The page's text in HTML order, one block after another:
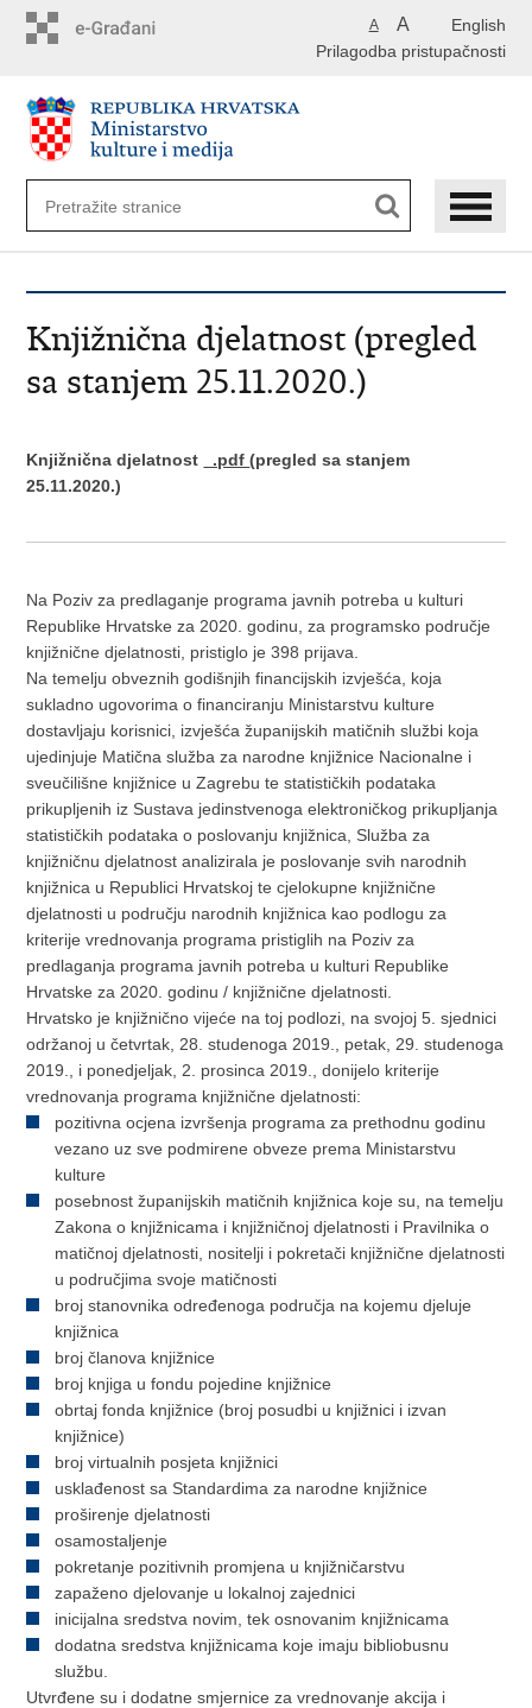
English
A A
Prilagodba pristupačnosti
Knjižnična djelatnost (pregled
sa stanjem 25.11.2020.)
Knjižnična djelatnost .pdf(pregled sa stanjem
25.11.2020.)
Na Poziv za predlaganje programa javnih potreba u kulturi
Republike Hrvatske za 2020. godinu, za programsko područje
knjižnične djelatnosti, pristiglo je 398 prijava.
Na temelju obveznih godišnjih financijskih izvješća, koja
sukladno ugovorima o financiranju Ministarstvu kulture
dostavljaju korisnici, izvješća županijskih matičnih službi koja
ujedinjuje Matična služba za narodne knjižnice Nacionalne i
sveučilišne knjižnice u Zagrebu te statističkih podataka
prikupljenih iz Sustava jedinstvenoga elektroničkog prikupljanja
statističkih podataka o poslovanju knjižnica, Služba za
knjižničnu djelatnost analizirala je poslovanje svih narodnih
knjižnica u Republici Hrvatskoj te cjelokupne knjižnične
djelatnosti u području narodnih knjižnica kao podlogu za
kriterije vrednovanja programa pristiglih na Poziv za
predlaganja programa javnih potreba u kulturi Republike
Hrvatske za 2020. godinu / knjižnične djelatnosti.
Hrvatsko je knjižnično vijeće na toj podlozi, na svojoj 5. sjednici
održanoj u četvrtak, 28. studenoga 2019., petak, 29. studenoga
2019., i ponedjeljak, 2. prosinca 2019., donijelo kriterije
vrednovanja programa knjižnične djelatnosti:
pozitivna ocjena izvršenja programa za prethodnu godinu
vezano uz sve podmirene obveze prema Ministarstvu
kulture
posebnost županijskih matičnih knjižnica koje su, na temelju
Zakona o knjižnicama i knjižničnoj djelatnosti i Pravilnika o
matičnoj djelatnosti, nositelji i pokretači knjižnične djelatnosti
u područjima svoje matičnosti
broj stanovnika određenoga područja na kojemu djeluje
knjižnica
broj članova knjižnice
broj knjiga u fondu pojedine knjižnice
obrtaj fonda knjižnice (broj posudbi u knjižnici i izvan
knjižnice)
broj virtualnih posjeta knjižnici
usklađenost sa Standardima za narodne knjižnice
proširenje djelatnosti
osamostaljenje
pokretanje pozitivnih promjena u knjižničarstvu
zapaženo djelovanje u lokalnoj zajednici
inicijalna sredstva novim, tek osnovanim knjižnicama
dodatna sredstva knjižnicama koje imaju bibliobusnu
službu.
Utvrđene su i dodatne smjernice za vrednovanje akcija i